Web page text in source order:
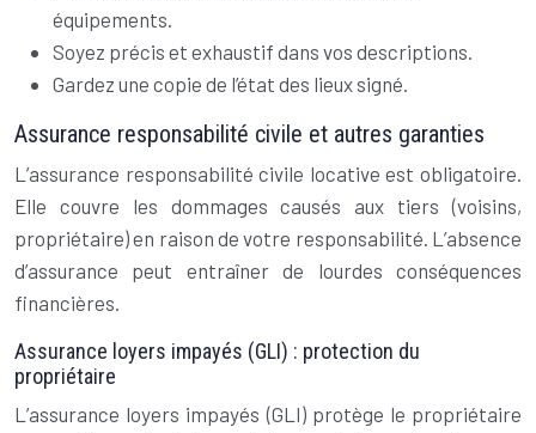
équipements.
Soyez précis et exhaustif dans vos descriptions.
Gardez une copie de l’état des lieux signé.
Assurance responsabilité civile et autres garanties
L’assurance responsabilité civile locative est obligatoire.
Elle couvre les dommages causés aux tiers (voisins,
propriétaire) en raison de votre responsabilité. L’absence
d’assurance peut entraîner de lourdes conséquences
financières.
Assurance loyers impayés (GLI) : protection du
propriétaire
L’assurance loyers impayés (GLI) protège le propriétaire